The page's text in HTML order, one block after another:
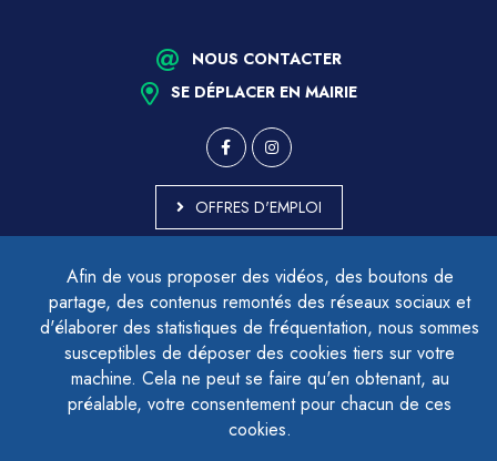
Afin de vous proposer des vidéos, des boutons de
partage, des contenus remontés des réseaux sociaux et
d'élaborer des statistiques de fréquentation, nous sommes
susceptibles de déposer des cookies tiers sur votre
machine. Cela ne peut se faire qu'en obtenant, au
préalable, votre consentement pour chacun de ces
cookies.
NOUS CONTACTER
SE DÉPLACER EN MAIRIE
OFFRES D'EMPLOI
ACCESSIBILITÉ - PARTIELLEMENT CONFORME
PLAN DU SITE
MENTIONS LÉGALES
CONTACTER LE DÉLÉGUÉ À LA PROTECTION DES DONNÉES
GESTION DES COOKIES